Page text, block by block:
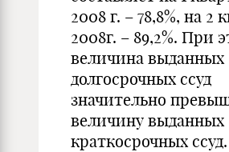
2008 г. – 78,8%, на 2
2008г. – 89,2%. При
величина выданных
долгосрочных ссуд
значительно
величину выданных
краткосрочных ссуд.